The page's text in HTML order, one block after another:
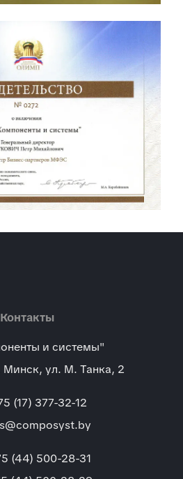
Контакты
и системы"
Минск, ул. М. Танка, 2
(17) 377-32-12
(44) 500-28-31